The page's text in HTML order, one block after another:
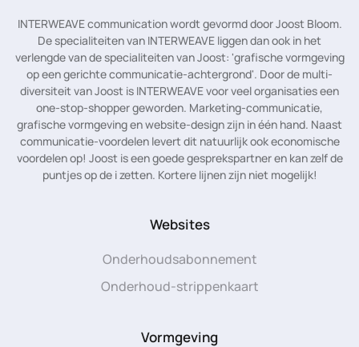
INTERWEAVE communication wordt gevormd door Joost Bloom.
De specialiteiten van INTERWEAVE liggen dan ook in het
verlengde van de specialiteiten van Joost: 'grafische vormgeving
op een gerichte communicatie-achtergrond'. Door de multi-
diversiteit van Joost is INTERWEAVE voor veel organisaties een
one-stop-shopper geworden. Marketing-communicatie,
grafische vormgeving en website-design zijn in één hand. Naast
communicatie-voordelen levert dit natuurlijk ook economische
voordelen op! Joost is een goede gesprekspartner en kan zelf de
puntjes op de i zetten. Kortere lijnen zijn niet mogelijk!
Websites
Onderhoudsabonnement
Onderhoud-strippenkaart
Vormgeving